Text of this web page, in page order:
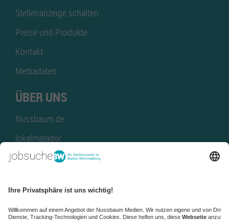
Stellenanzeige schalten
Preise und Produkte
Kontakt
Mediadaten
ÜBER UNS
Nussbaum.de
lokalmatador
kaufinBW
NussbaumID
Nussbaum Medien